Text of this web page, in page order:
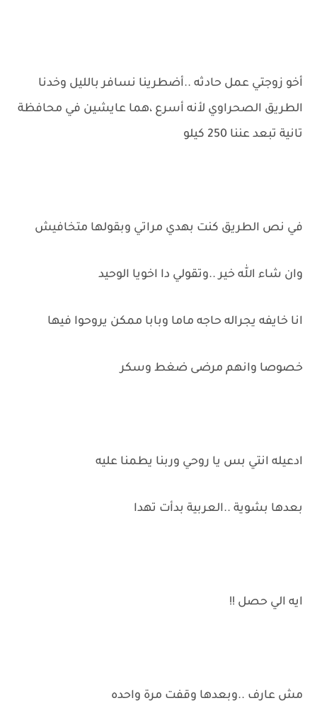
أخو زوجتي عمل حادثه ..أضطرينا نسافر بالليل وخدنا
الطريق الصحراوي لأنه أسرع ،هما عايشين في محافظة
تانية تبعد عننا 250 كيلو
في نص الطريق كنت بهدي مراتي وبقولها متخافيش
وان شاء الله خير ..وتقولي دا اخويا الوحيد
انا خايفه يجراله حاجه ماما وبابا ممكن يروحوا فيها
خصوصا وانهم مرضى ضغط وسكر
ادعيله انتي بس يا روحي وربنا يطمنا عليه
بعدها بشوية ..العربية بدأت تهدا
ايه الي حصل !!
مش عارف ..وبعدها وقفت مرة واحده